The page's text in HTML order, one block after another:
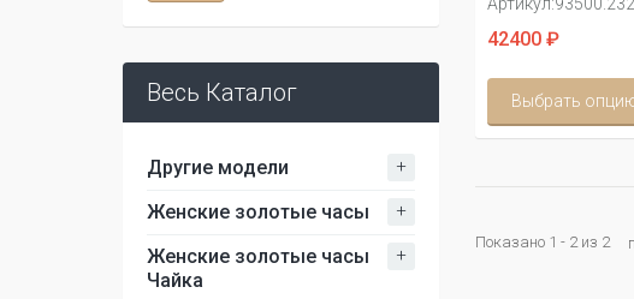
Весь Каталог
Другие модели +
Женские золотые часы +
Женские золотые часы
Чайка
+
Артикул:93500.232
42400 ₽
Выбрать
Показано 1 - 2 из 2